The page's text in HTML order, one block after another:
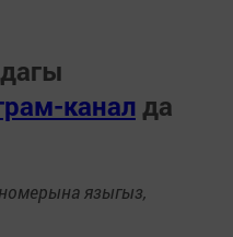
канал да
номерына языгыз,